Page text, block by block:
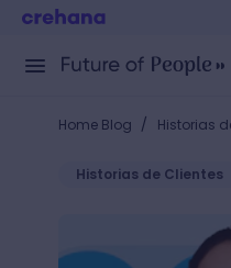
Home Blog / Historias
Historias de Clientes
Brigitte Bergery se